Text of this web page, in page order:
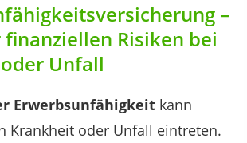
–
finanziellen Risiken bei
Unfall
Erwerbsunfähigkeit kann
Krankheit oder Unfall eintreten.